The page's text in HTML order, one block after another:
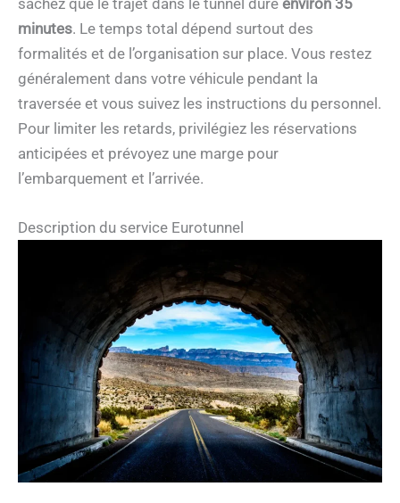
sachez que le trajet dans le tunnel dure environ 35
minutes. Le temps total dépend surtout des
formalités et de l’organisation sur place. Vous restez
généralement dans votre véhicule pendant la
traversée et vous suivez les instructions du personnel.
Pour limiter les retards, privilégiez les réservations
anticipées et prévoyez une marge pour
l’embarquement et l’arrivée.
Description du service Eurotunnel